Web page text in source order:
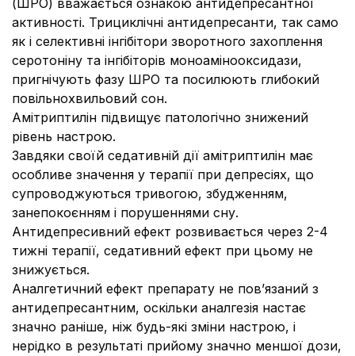
(ШРО) вважається ознакою антидепресантної
активності. Трициклічні антидепресанти, так само
як і селективні інгібітори зворотного захоплення
серотоніну та інгібіторів моноамінооксидази,
пригнічують фазу ШРО та посилюють глибокий
повільнохвильовий сон.
Амітриптилін підвищує патологічно знижений
рівень настрою.
Завдяки своїй седативній дії амітриптилін має
особливе значення у терапії при депресіях, що
супроводжуються тривогою, збудженням,
занепокоєнням і порушеннями сну.
Антидепресивний ефект розвивається через 2-4
тижні терапії, седативний ефект при цьому не
знижується.
Аналгетичний ефект препарату не пов’язаний з
антидепресантним, оскільки аналгезія настає
значно раніше, ніж будь-які зміни настрою, і
нерідко в результаті прийому значно меншої дози,